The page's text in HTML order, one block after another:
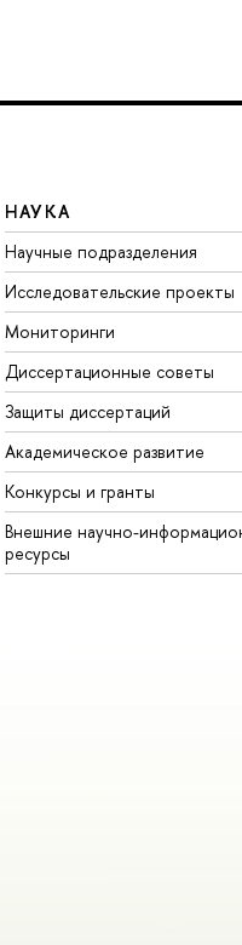
НАУКА
Научные подразделения
Исследовательские проекты
Мониторинги
Диссертационные советы
Защиты диссертаций
Академическое развитие
Конкурсы и гранты
Внешние научно-
ресурсы